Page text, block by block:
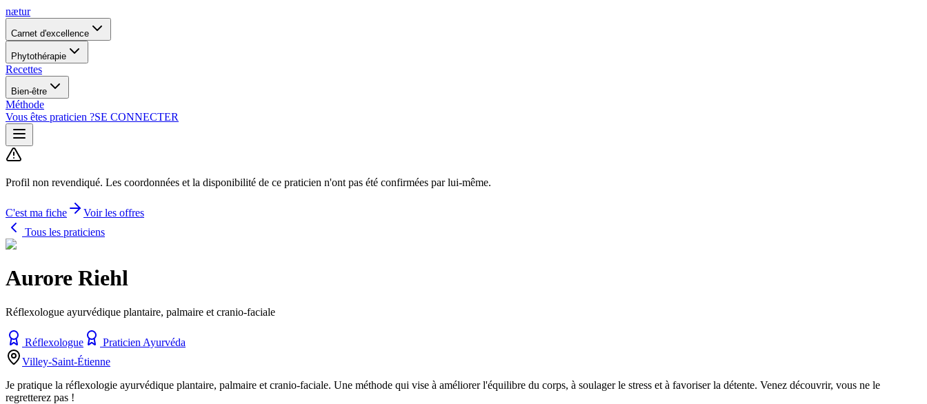
nætur
Carnet d'excellence
Phytothérapie
Recettes
Bien-être
Méthode
Vous êtes praticien ?SE CONNECTER
Profil non revendiqué. Les coordonnées et la disponibilité de ce praticien n'ont pas été confirmées par lui-même.
C'est ma fiche
Voir les offres
Tous les praticiens
Aurore Riehl
Réflexologue ayurvédique plantaire, palmaire et cranio-faciale
Réflexologue
Praticien Ayurvéda
Villey-Saint-Étienne
Je pratique la réflexologie ayurvédique plantaire, palmaire et cranio-faciale. Une méthode qui vise à améliorer l'équilibre du corps, à soulager le stress et à favoriser la détente. Venez découvrir, vous ne le
regretterez pas !